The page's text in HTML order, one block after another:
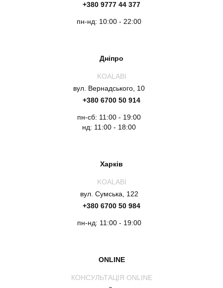
+380 9777 44 377
пн-нд: 10:00 - 22:00
Дніпро
KOALABI
вул. Вернадського, 10
+380 6700 50 914
пн-сб: 11:00 - 19:00
нд: 11:00 - 18:00
Харків
KOALABI
вул. Сумська, 122
+380 6700 50 984
пн-нд: 11:00 - 19:00
ONLINE
КОНСУЛЬТАЦІЯ ONLINE